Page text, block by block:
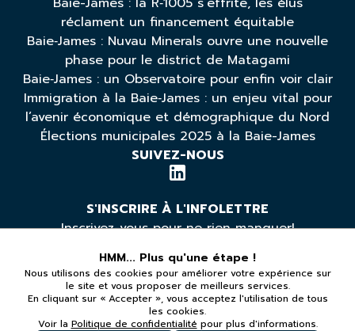
réclament un financement équitable
Baie‑James : Nuvau Minerals ouvre une nouvelle
phase pour le district de Matagami
Baie‑James : un Observatoire pour enfin voir clair
Immigration à la Baie‑James : un enjeu vital pour
l’avenir économique et démographique du Nord
Élections municipales 2025 à la Baie-James
SUIVEZ-NOUS
S'INSCRIRE À L'INFOLETTRE
Inscrivez-vous pour ne rien manquer!
*Vous pouvez vous désabonner à tout moment
LÉGAL
HMM... Plus qu'une étape !
Nous utilisons des cookies pour améliorer votre expérience sur
le site et vous proposer de meilleurs services.
En cliquant sur « Accepter », vous acceptez l'utilisation de tous
les cookies.
Voir la Politique de confidentialité pour plus d'informations.